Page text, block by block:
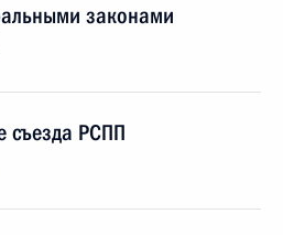
законами
съезда РСПП